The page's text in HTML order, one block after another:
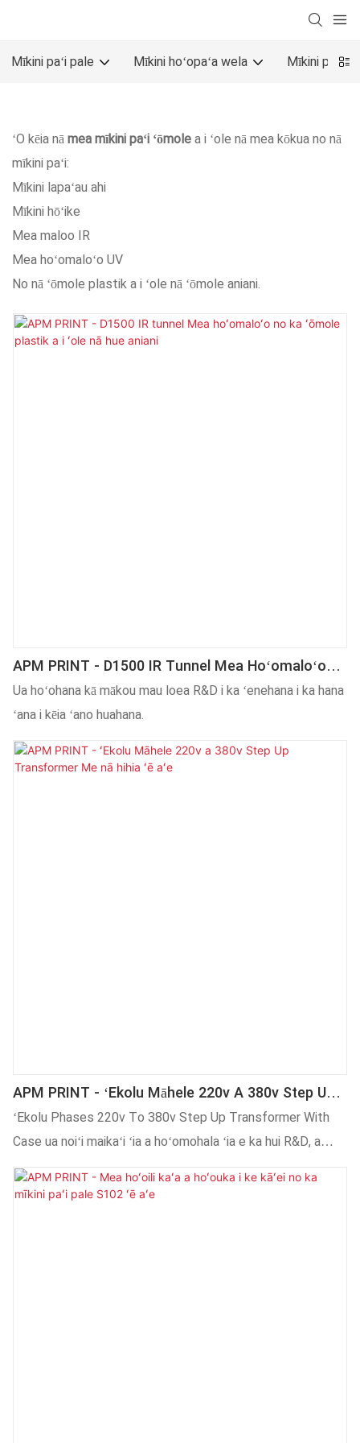
Mīkini paʻi pale Mīkini hoʻopaʻa wela Mīkini paʻi
ʻO kēia nāmea mīkini paʻi ʻōmolea i ʻole nā ​​mea kōkua no nā
mīkini paʻi:
Mīkini lapaʻau ahi
Mīkini hōʻike
Mea maloo IR
Mea hoʻomaloʻo UV
No nā ʻōmole plastik a i ʻole nā ​​ʻōmole aniani.
APM PRINT - D1500 IR Tunnel Mea Hoʻomaloʻo
No Ka ʻōmole Plastik A I ʻole Nā ​​hue Aniani
Ua hoʻohana kā mākou mau loea R&D i ka ʻenehana i ka hana
ʻana i kēia ʻano huahana.
APM PRINT - ʻEkolu Māhele 220v A 380v Step Up
Transformer Me Nā Hihia ʻē Aʻe
ʻEkolu Phases 220v To 380v Step Up Transformer With
Case ua noiʻi maikaʻi ʻia a hoʻomohala ʻia e ka hui R&D, a
maopopo loa ke kūlana, ʻo ia ka hoʻoponopono ʻana i nā wahi
ʻeha o nā mea kūʻai aku a hoʻokō i nā pono o nā mea kūʻai